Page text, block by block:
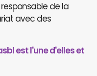
responsable de la
avec des
est l'une d'elles et